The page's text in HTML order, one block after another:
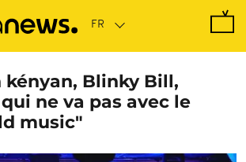
kényan, Blinky Bill,
ne va pas avec le
music"